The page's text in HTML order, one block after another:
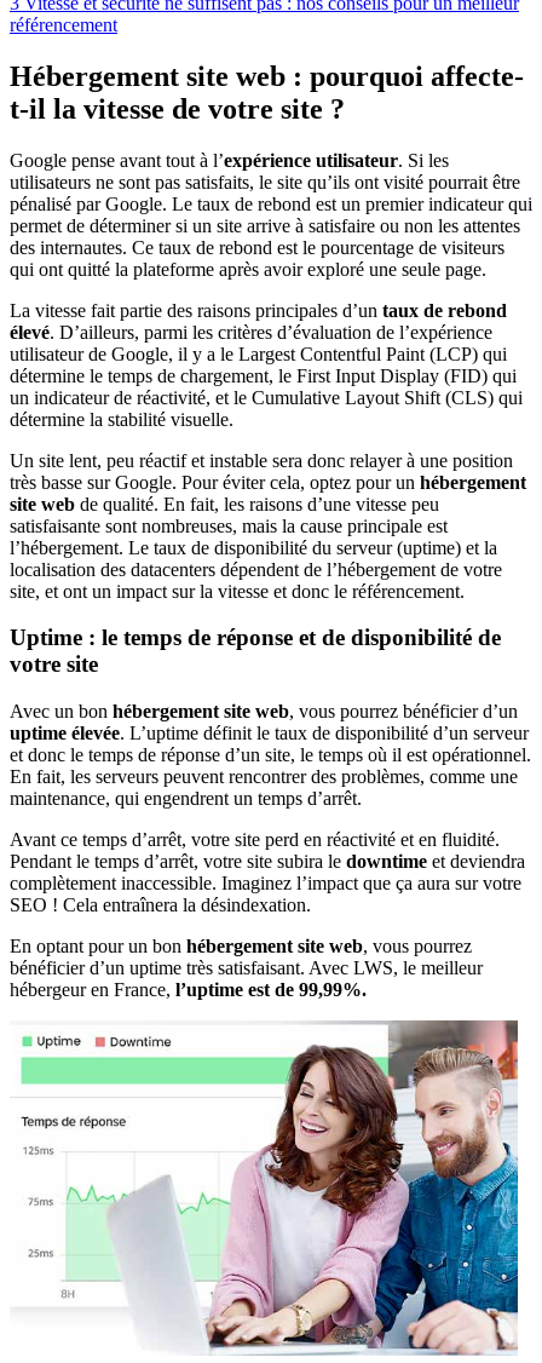
référencement
Hébergement site web : pourquoi affecte-
t-il la vitesse de votre site ?
Google pense avant tout à l’expérience utilisateur. Si les
utilisateurs ne sont pas satisfaits, le site qu’ils ont visité pourrait être
pénalisé par Google. Le taux de rebond est un premier indicateur qui
permet de déterminer si un site arrive à satisfaire ou non les attentes
des internautes. Ce taux de rebond est le pourcentage de visiteurs
qui ont quitté la plateforme après avoir exploré une seule page.
La vitesse fait partie des raisons principales d’un taux de rebond
élevé. D’ailleurs, parmi les critères d’évaluation de l’expérience
utilisateur de Google, il y a le Largest Contentful Paint (LCP) qui
détermine le temps de chargement, le First Input Display (FID) qui
un indicateur de réactivité, et le Cumulative Layout Shift (CLS) qui
détermine la stabilité visuelle.
Un site lent, peu réactif et instable sera donc relayer à une position
très basse sur Google. Pour éviter cela, optez pour un hébergement
site web de qualité. En fait, les raisons d’une vitesse peu
satisfaisante sont nombreuses, mais la cause principale est
l’hébergement. Le taux de disponibilité du serveur (uptime) et la
localisation des datacenters dépendent de l’hébergement de votre
site, et ont un impact sur la vitesse et donc le référencement.
Uptime : le temps de réponse et de disponibilité de
votre site
Avec un bon hébergement site web, vous pourrez bénéficier d’un
uptime élevée. L’uptime définit le taux de disponibilité d’un serveur
et donc le temps de réponse d’un site, le temps où il est opérationnel.
En fait, les serveurs peuvent rencontrer des problèmes, comme une
maintenance, qui engendrent un temps d’arrêt.
Avant ce temps d’arrêt, votre site perd en réactivité et en fluidité.
Pendant le temps d’arrêt, votre site subira le downtime et deviendra
complètement inaccessible. Imaginez l’impact que ça aura sur votre
SEO ! Cela entraînera la désindexation.
En optant pour un bon hébergement site web, vous pourrez
bénéficier d’un uptime très satisfaisant. Avec LWS, le meilleur
hébergeur en France, l’uptime est de 99,99%.